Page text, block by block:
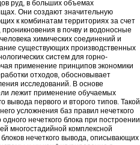
руд, в больших объемах
Они создают значительную
к комбинатам территориях за счет
в почву и водоносные
химических соединений и
существующих производственных
систем для горно-
применение принципов экономики
отходов, обосновывает
исследований. В основе
лежит применение обучаемых
вывода первого и второго типов. Такой
усложнения баз правил нечеткого
нечеткого блока при построении
многостадийной комплексной
нечеткого вывода, описывающих